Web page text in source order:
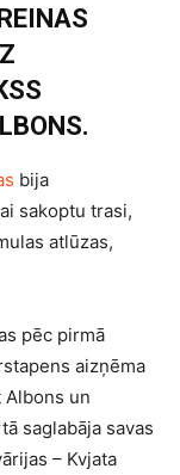
bija
sakoptu trasi,
atlūzas,
pēc pirmā
aizņēma
un
saglabāja savas
– Kvjata